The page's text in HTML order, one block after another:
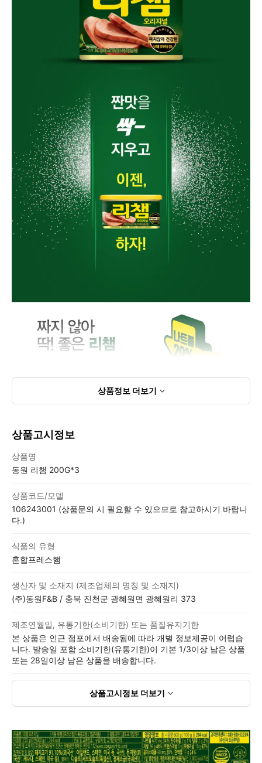
상품정보 더보기
상품고시정보
상품명
동원 리챔 200G*3
상품코드/모델
106243001 (상품문의 시 필요할 수 있으므로 참고하시기 바랍니
다.)
식품의 유형
혼합프레스햄
생산자 및 소재지 (제조업체의 명칭 및 소재지)
(주)동원F&B / 충북 진천군 광혜원면 광혜원리 373
제조연월일, 유통기한(소비기한) 또는 품질유지기한
본 상품은 인근 점포에서 배송됨에 따라 개별 정보제공이 어렵습
니다. 발송일 포함 소비기한(유통기한)이 기본 1/3이상 남은 상품
또는 28일이상 남은 상품을 배송합니다.
상품고시정보 더보기